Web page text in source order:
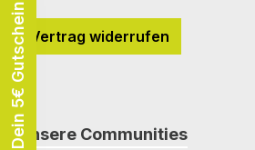
Vertrag widerrufen
Unsere Communities
Dein 5€ Gutschein